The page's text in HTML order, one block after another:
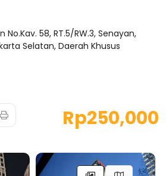
58, RT.5/RW.3, Senayan,
Selatan, Daerah Khusus
Rp250,000